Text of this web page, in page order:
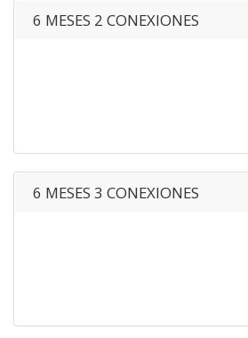
6 MESES 2 CONEXIONES
6 MESES 3 CONEXIONES